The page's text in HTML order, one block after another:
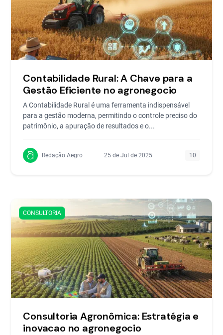
Contabilidade Rural: A Chave para a
Gestão Eficiente no agronegocio
A Contabilidade Rural é uma ferramenta indispensável
para a gestão moderna, permitindo o controle preciso do
patrimônio, a apuração de resultados e o...
Redação Aegro 25 de Jul de 2025 10
CONSULTORIA
Consultoria Agronômica: Estratégia e
inovacao no agronegocio